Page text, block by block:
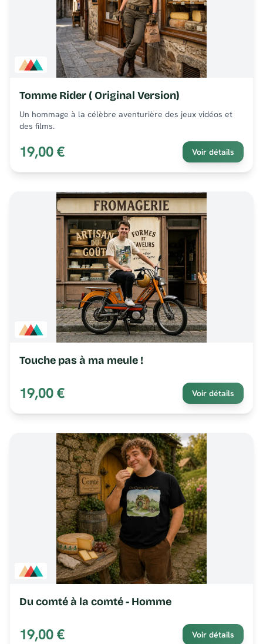
Tomme Rider ( Original Version)
Un hommage à la célèbre aventurière des jeux vidéos et
des films.
19,00 € Voir détails
Touche pas à ma meule !
19,00 € Voir détails
Du comté à la comté - Homme
19,00 € Voir détails